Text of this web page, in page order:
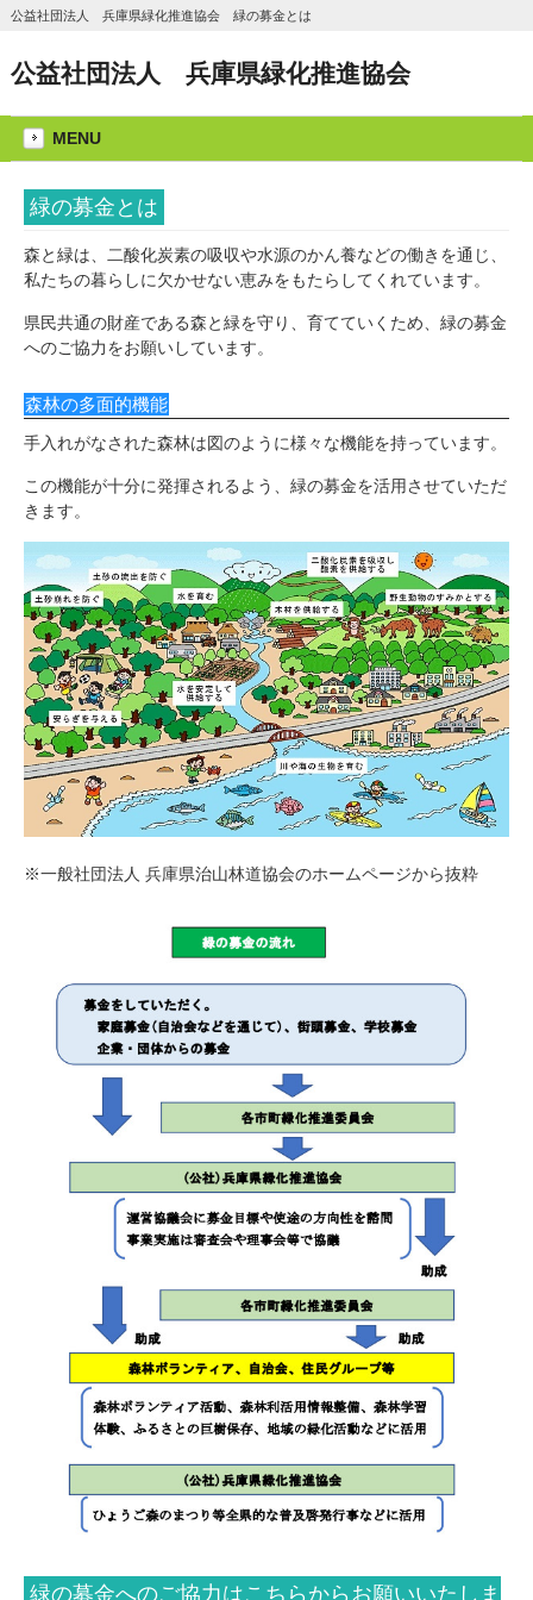
公益社団法人 兵庫県緑化推進協会 緑の募金とは
公益社団法人 兵庫県緑化推進協会
MENU
緑の募金とは
森と緑は、二酸化炭素の吸収や水源のかん養などの働きを通じ、
私たちの暮らしに欠かせない恵みをもたらしてくれています。
県民共通の財産である森と緑を守り、育てていくため、緑の募金
へのご協力をお願いしています。
森林の多面的機能
手入れがなされた森林は図のように様々な機能を持っています。
この機能が十分に発揮されるよう、緑の募金を活用させていただ
きます。
※一般社団法人 兵庫県治山林道協会のホームページから抜粋
緑の募金へのご協力はこちらからお願いいたしま